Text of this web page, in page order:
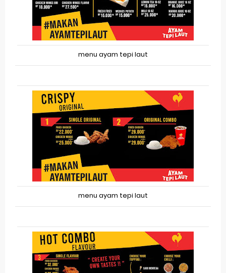
menu ayam tepi laut
menu ayam tepi laut